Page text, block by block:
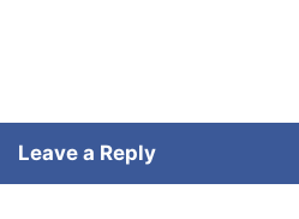
Leave a Reply